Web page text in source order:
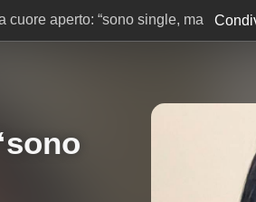
cuore aperto: “sono single, ma